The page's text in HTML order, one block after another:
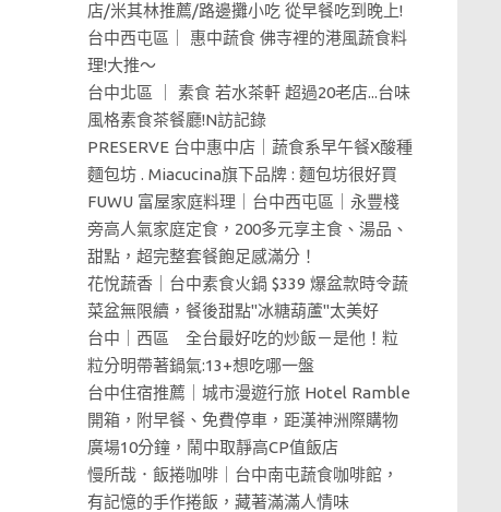
店/米其林推薦/路邊攤小吃 從早餐吃到晚上!
台中西屯區｜ 惠中蔬食 佛寺裡的港風蔬食料
理!大推～
台中北區 ｜ 素食 若水茶軒 超過20老店...台味
風格素食茶餐廳!N訪記錄
PRESERVE 台中惠中店｜蔬食系早午餐X酸種
麵包坊 . Miacucina旗下品牌 : 麵包坊很好買
FUWU 富屋家庭料理｜台中西屯區｜永豐棧
旁高人氣家庭定食，200多元享主食、湯品、
甜點，超完整套餐飽足感滿分！
花悅蔬香｜台中素食火鍋 $339 爆盆款時令蔬
菜盆無限續，餐後甜點"冰糖葫蘆"太美好
台中｜西區 全台最好吃的炒飯－是他！粒
粒分明帶著鍋氣:13+想吃哪一盤
台中住宿推薦｜城市漫遊行旅 Hotel Ramble
開箱，附早餐、免費停車，距漢神洲際購物
廣場10分鐘，鬧中取靜高CP值飯店
慢所哉．飯捲咖啡｜台中南屯蔬食咖啡館，
有記憶的手作捲飯，藏著滿滿人情味